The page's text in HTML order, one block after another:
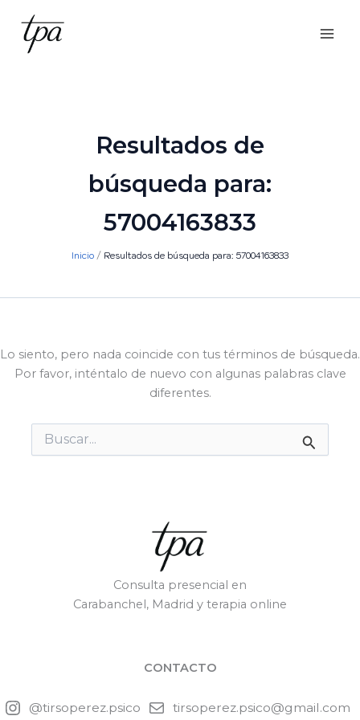
contenido
Resultados de
búsqueda para:
57004163833
Inicio Resultados de búsqueda para: 57004163833
Lo siento, pero nada coincide con tus términos de búsqueda.
Por favor, inténtalo de nuevo con algunas palabras clave
diferentes.
Buscar
por:
Consulta presencial en
Carabanchel, Madrid y terapia online
CONTACTO
@tirsoperez.psico tirsoperez.psico@gmail.com